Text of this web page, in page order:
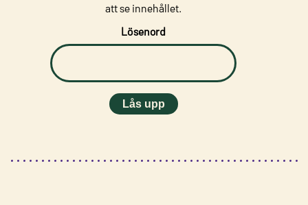
att se innehållet.
Lösenord